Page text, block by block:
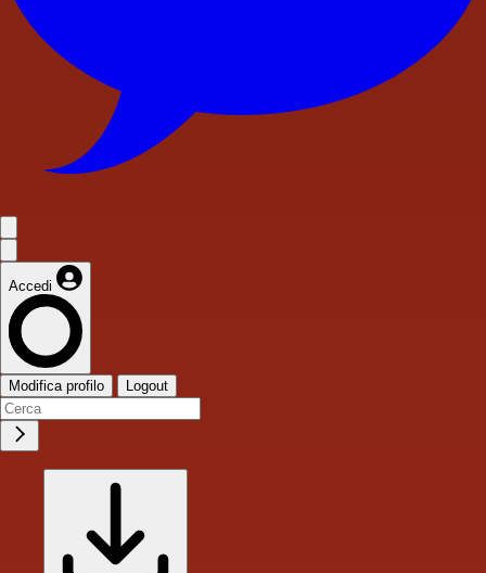
Accedi
Modifica profilo Logout